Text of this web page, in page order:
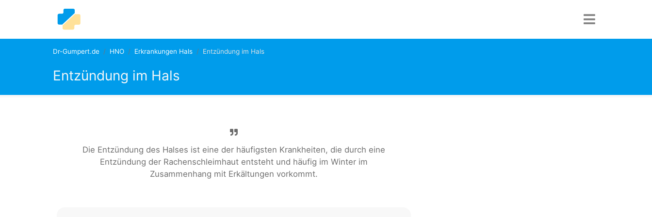
Dr-Gumpert.de HNO Erkrankungen Hals Entzündung im Hals
Entzündung im Hals
Die Entzündung des Halses ist eine der häufigsten Krankheiten, die durch eine
Entzündung der Rachenschleimhaut entsteht und häufig im Winter im
Zusammenhang mit Erkältungen vorkommt.